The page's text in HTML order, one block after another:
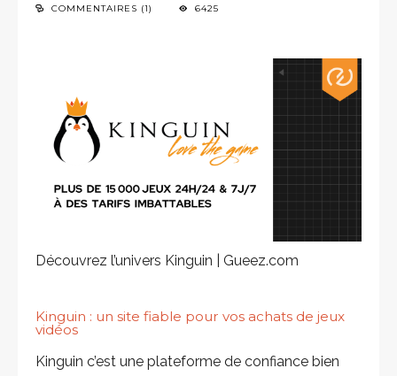
COMMENTAIRES (1)
6425
Découvrez l’univers Kinguin | Gueez.com
Kinguin : un site fiable pour vos achats de jeux
vidéos
Kinguin c’est une plateforme de confiance bien